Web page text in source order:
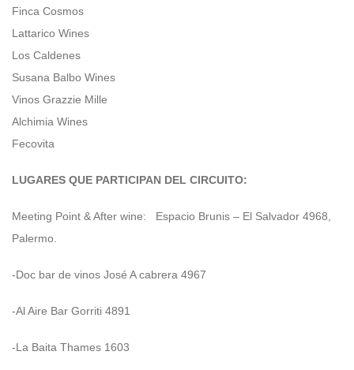
Finca Cosmos
Lattarico Wines
Los Caldenes
Susana Balbo Wines
Vinos Grazzie Mille
Alchimia Wines
Fecovita
LUGARES QUE PARTICIPAN DEL CIRCUITO:
Meeting Point & After wine: Espacio Brunis – El Salvador 4968,
Palermo.
-Doc bar de vinos José A cabrera 4967
-Al Aire Bar Gorriti 4891
-La Baita Thames 1603